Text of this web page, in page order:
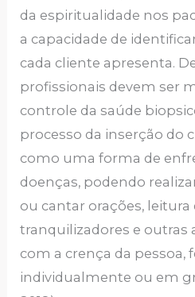
da espiritualidade nos
a capacidade de
cada cliente apresenta.
profissionais devem ser
controle da saúde
processo da inserção do
como uma forma de
doenças, podendo
ou cantar orações, leitura
tranquilizadores e outras
com a crença da pessoa,
individualmente ou em